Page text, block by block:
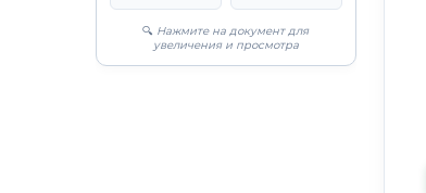
🔍 Нажмите на документ для
увеличения и просмотра